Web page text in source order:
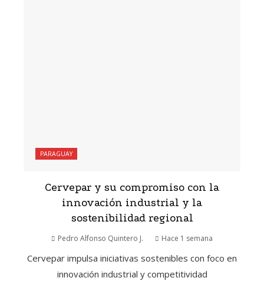
PARAGUAY
Cervepar y su compromiso con la
innovación industrial y la
sostenibilidad regional
Pedro Alfonso Quintero J. Hace 1 semana
Cervepar impulsa iniciativas sostenibles con foco en
innovación industrial y competitividad